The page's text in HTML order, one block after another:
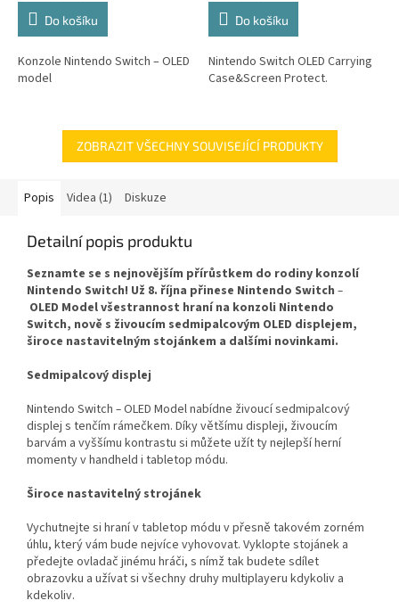
Do košíku
Konzole Nintendo Switch – OLED
model
Do košíku
Nintendo Switch OLED Carrying
Case&Screen Protect.
ZOBRAZIT VŠECHNY SOUVISEJÍCÍ PRODUKTY
Popis Videa (1) Diskuze
Detailní popis produktu
Seznamte se s nejnovějším přírůstkem do rodiny konzolí
Nintendo Switch! Už 8. října přinese Nintendo Switch –
OLED Model všestrannost hraní na konzoli Nintendo
Switch, nově s živoucím sedmipalcovým OLED displejem,
široce nastavitelným stojánkem a dalšími novinkami.
Sedmipalcový displej
Nintendo Switch –OLED Model nabídne živoucí sedmipalcový
displej s tenčím rámečkem. Díky většímu displeji, živoucím
barvám a vyššímu kontrastu si můžete užít ty nejlepší herní
momenty v handheld i tabletop módu.
Široce nastavitelný strojánek
Vychutnejte si hraní v tabletop módu v přesně takovém zorném
úhlu, který vám bude nejvíce vyhovovat. Vyklopte stojánek a
předejte ovladač jinému hráči, s nímž tak budete sdílet
obrazovku a užívat si všechny druhy multiplayeru kdykoliv a
kdekoliv.